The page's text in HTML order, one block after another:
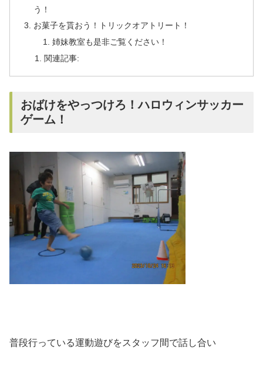
う！
お菓子を貰おう！トリックオアトリート！
姉妹教室も是非ご覧ください！
関連記事:
おばけをやっつけろ！ハロウィンサッカー
ゲーム！
普段行っている運動遊びをスタッフ間で話し合い